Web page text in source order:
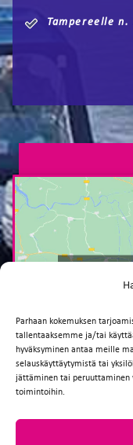
Parhaan kokemuksen
tallentaaksemme ja/tai
hyväksyminen antaa meille
selauskäyttäytymistä tai
jättäminen tai peruuttaminen
toimintoihin.
Tampereelle n.